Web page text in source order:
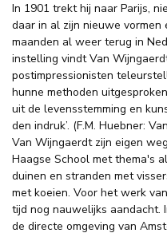
In 1901 trekt hij naar Parijs,
daar in al zijn nieuwe vormen
maanden al weer terug in
instelling vindt Van
postimpressionisten
hunne methoden
uit de levensstemming en
den indruk’. (F.M. Huebner:
Van Wijngaerdt zijn eigen
Haagse School met thema's
duinen en stranden met
met koeien. Voor het werk
tijd nog nauwelijks aandacht.
de directe omgeving van